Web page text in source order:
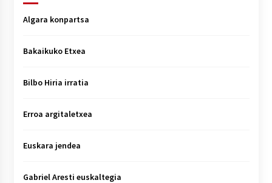
Algara konpartsa
Bakaikuko Etxea
Bilbo Hiria irratia
Erroa argitaletxea
Euskara jendea
Gabriel Aresti euskaltegia